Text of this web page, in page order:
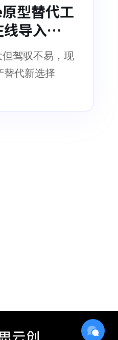
型替代工
导入
驾驭不易，现
替代新选择